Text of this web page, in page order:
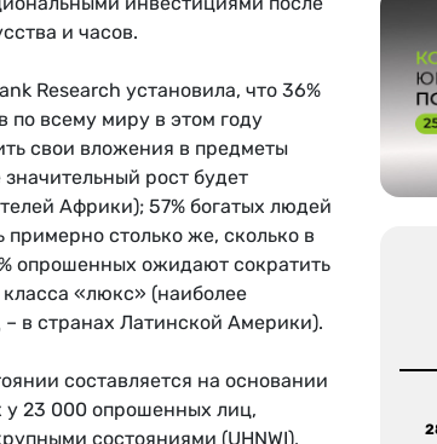
и часов.
Research установила, что 36%
по всему миру в этом году
свои вложения в предметы
рост будет
Африки); 57% богатых людей
столько же, сколько в
опрошенных ожидают сократить
«люкс» (наиболее
в странах Латинской Америки).
составляется на основании
23 000 опрошенных лиц,
состояниями (UHNWI),